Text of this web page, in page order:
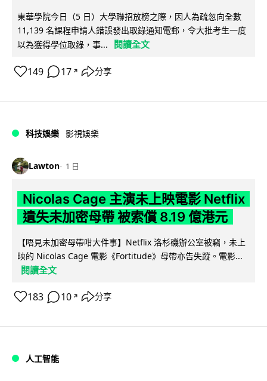
東華學院今日（5 日）大學聯招放榜之際，因人為疏忽向全數
11,139 名課程申請人錯誤發出取錄通知電郵，令大批考生一度
以為獲得學位取錄，事...
閱讀全文
149 17 ↗ 分享
科技娛樂 影視娛樂
Lawton 1 日
Nicolas Cage 主演未上映電影 Netflix
遺失未加密母帶 被索償 8.19 億港元
【唔見未加密母帶咁大件事】Netflix 洛杉磯辦公室被竊，未上
映的 Nicolas Cage 電影《Fortitude》母帶亦告失蹤。電影...
閱讀全文
183 10 ↗ 分享
人工智能